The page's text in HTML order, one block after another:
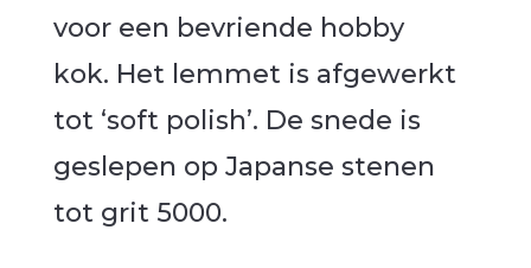
voor een bevriende hobby
kok. Het lemmet is afgewerkt
tot ‘soft polish’. De snede is
geslepen op Japanse stenen
tot grit 5000.